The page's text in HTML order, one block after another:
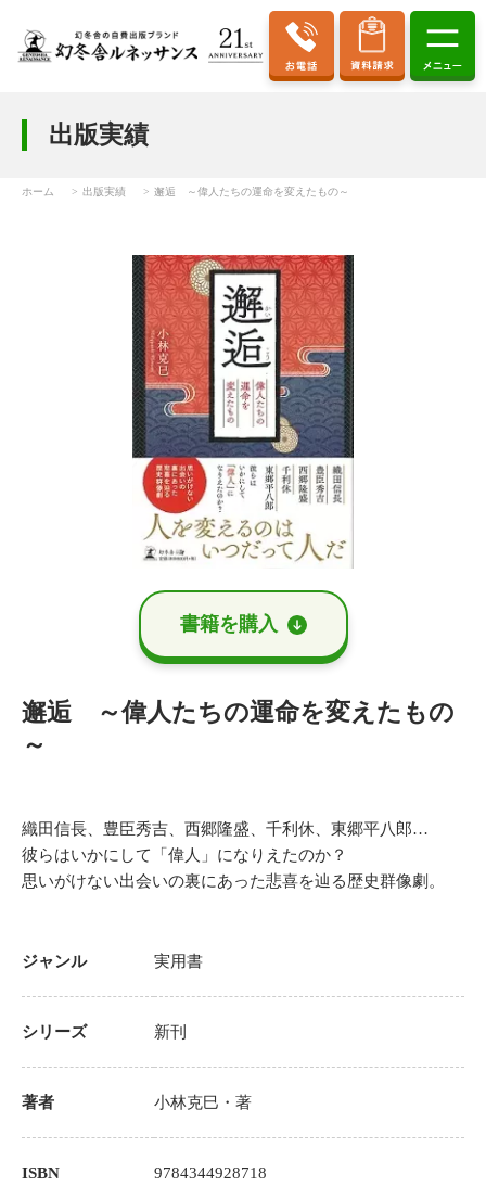
出版実績
ホーム 出版実績 邂逅 ～偉人たちの運命を変えたもの～
書籍を購⼊
邂逅 ～偉人たちの運命を変えたもの
～
織田信長、豊臣秀吉、西郷隆盛、千利休、東郷平八郎…
彼らはいかにして「偉人」になりえたのか？
思いがけない出会いの裏にあった悲喜を辿る歴史群像劇。
ジャンル 実用書
シリーズ 新刊
著者 小林克巳 ・著
ISBN 9784344928718